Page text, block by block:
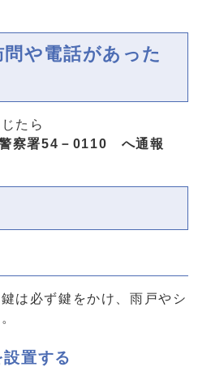
や電話があった
たら
署54－0110 へ通報
は必ず鍵をかけ、雨戸やシ
置する